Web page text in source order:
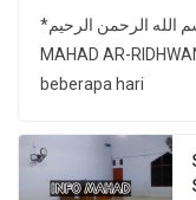
*بسم الله الرحمن الرحيم.* ? INFO IBADAH KURBAN 1441 H
MAHAD AR-
beberapa hari